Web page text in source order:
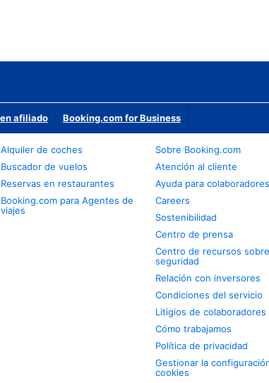
afiliado Booking.com for Business
Alquiler de coches
Buscador de vuelos
Reservas en restaurantes
Booking.com para Agentes de
viajes
Sobre Booking.com
Atención al cliente
Ayuda para colaboradores
Careers
Sostenibilidad
Centro de prensa
Centro de recursos sobre
seguridad
Relación con inversores
Condiciones del servicio
Litigios de colaboradores
Cómo trabajamos
Política de privacidad
Gestionar la
cookies